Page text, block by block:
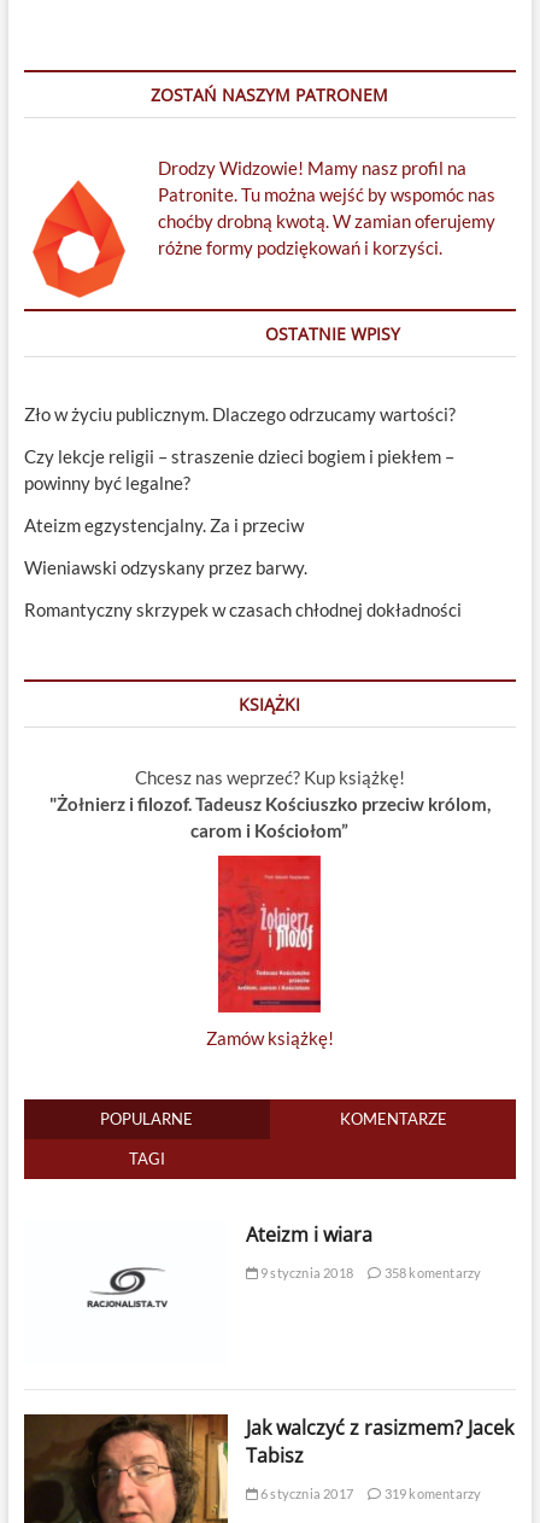
ZOSTAŃ NASZYM PATRONEM
Drodzy Widzowie! Mamy nasz profil na
Patronite. Tu można wejść by wspomóc nas
choćby drobną kwotą. W zamian oferujemy
różne formy podziękowań i korzyści.
OSTATNIE WPISY
Zło w życiu publicznym. Dlaczego odrzucamy wartości?
Czy lekcje religii – straszenie dzieci bogiem i piekłem –
powinny być legalne?
Ateizm egzystencjalny. Za i przeciw
Wieniawski odzyskany przez barwy.
Romantyczny skrzypek w czasach chłodnej dokładności
KSIĄŻKI
Chcesz nas weprzeć? Kup książkę!
"Żołnierz i filozof. Tadeusz Kościuszko przeciw królom,
carom i Kościołom”
Zamów książkę!
POPULARNE KOMENTARZE
TAGI
Ateizm i wiara
9 stycznia 2018 358 komentarzy
Jak walczyć z rasizmem? Jacek
Tabisz
6 stycznia 2017 319 komentarzy